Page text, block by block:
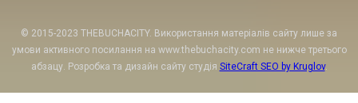
© 2015-2023 THEBUCHACITY. Використання матеріалів сайту лише за
умови активного посилання на www.thebuchacity.com не нижче третього
абзацу. Розробка та дизайн сайту студія SiteCraft SEO by Kruglov.